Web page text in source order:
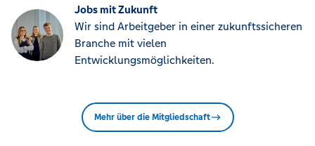
Jobs mit Zukunft
Wir sind Arbeitgeber in einer zukunftssicheren
Branche mit vielen
Entwicklungsmöglichkeiten.
Mehr über die Mitgliedschaft